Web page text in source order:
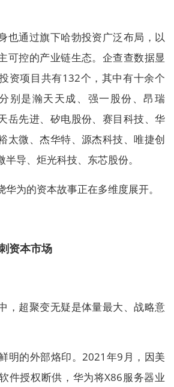
也通过旗下哈勃投资广泛布局，以
可控的产业链生态。企查查数据显
资项目共有132个，其中有十余个
别是瀚天天成、强一股份、昂瑞
岳先进、矽电股份、赛目科技、华
太微、杰华特、源杰科技、唯捷创
导、炬光科技、东芯股份。
为的资本故事正在多维度展开。
资本市场
，超聚变无疑是体量最大、战略意
明的外部烙印。2021年9月，因美
件授权断供，华为将X86服务器业